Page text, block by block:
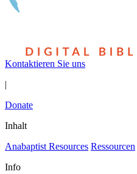
Kontaktieren Sie uns
|
Donate
Inhalt
Anabaptist Resources Ressourcen
Info